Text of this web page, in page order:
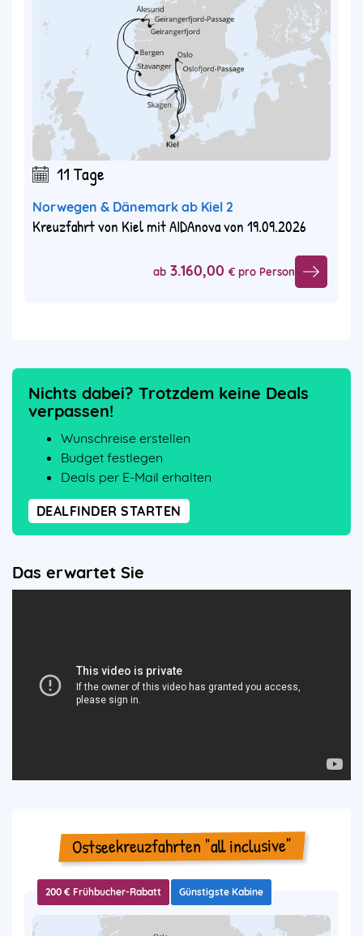
11 Tage
Norwegen & Dänemark ab Kiel 2
Kreuzfahrt von Kiel mit AIDAnova von 19.09.2026
ab 3.160,00 € pro Person
Nichts dabei? Trotzdem keine Deals
verpassen!
Wunschreise erstellen
Budget festlegen
Deals per E-Mail erhalten
DEALFINDER STARTEN
Das erwartet Sie
Ostseekreuzfahrten "all inclusive"
200 € Frühbucher-Rabatt Günstigste Kabine